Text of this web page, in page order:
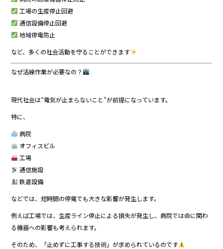
工場の生産停止回避
通信設備停止回避
地域停電防止
など、多くの社会活動を守ることができます
なぜ活線作業が必要なの？
現代社会は“電気が止まらないこと”が前提になっています。
特に、
病院
オフィスビル
工場
通信施設
鉄道設備
などでは、短時間の停電でも大きな影響が発生します。
例えば工場では、生産ライン停止による損失が発生し、病院では命に関わ
る機器への影響も考えられます。
そのため、「止めずに工事する技術」が求められているのです